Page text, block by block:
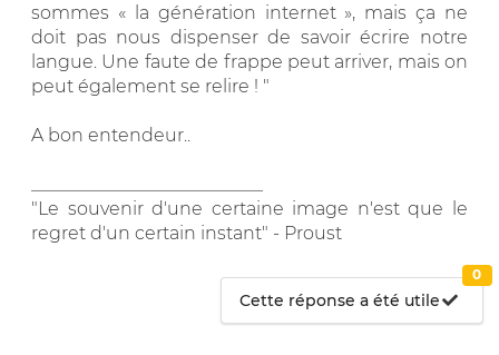
sommes « la génération internet », mais ça ne
doit pas nous dispenser de savoir écrire notre
langue. Une faute de frappe peut arriver, mais on
peut également se relire ! "
A bon entendeur..
"Le souvenir d'une certaine image n'est que le
regret d'un certain instant" - Proust
Cette réponse a été utile
0